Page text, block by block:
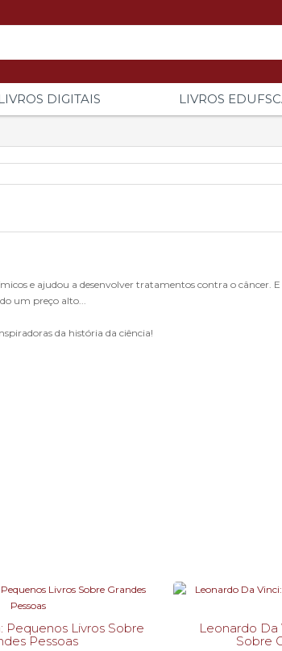
DIGITAIS LIVROS
e ajudou a desenvolver tratamentos contra o câncer. E
um preço alto...
da história da ciência!
Pequenos Livros Sobre
Pessoas
Leonardo Da
Sobre